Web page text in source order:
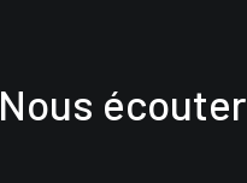
Nous écouter